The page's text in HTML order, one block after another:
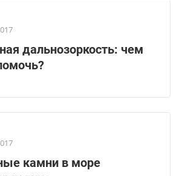
дальнозоркость: чем
камни в море